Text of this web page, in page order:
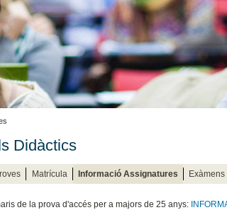
Didàctics
Matrícula Informació Assignatures Exàmens
de la prova d'accés per a majors de 25 anys: